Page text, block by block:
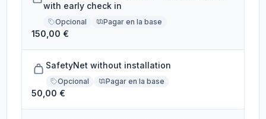
with early check in
Opcional Pagar en la base
150,00 €
SafetyNet without installation
Opcional Pagar en la base
50,00 €